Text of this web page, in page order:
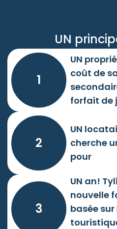
UN
1
UN
coût de
forfait de
2
UN
cherche
pour
3
UN an!
nouvelle
basée